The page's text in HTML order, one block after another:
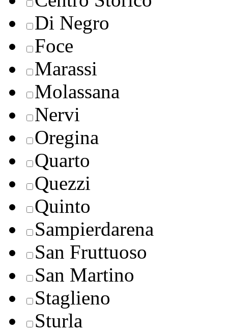
Di Negro
Foce
Marassi
Molassana
Nervi
Oregina
Quarto
Quezzi
Quinto
Sampierdarena
San Fruttuoso
San Martino
Staglieno
Sturla